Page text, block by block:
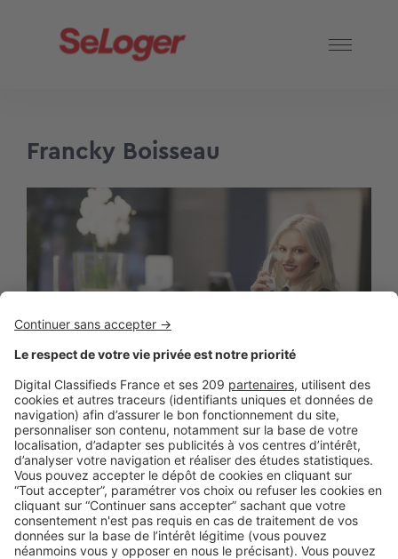
Francky Boisseau
LE TEST
Conciergerie : des services qui
intéressent les promoteurs immobiliers
Le manque de temps et la disparition des services de
proximité compliquent passablement la vie quotidienne de
...